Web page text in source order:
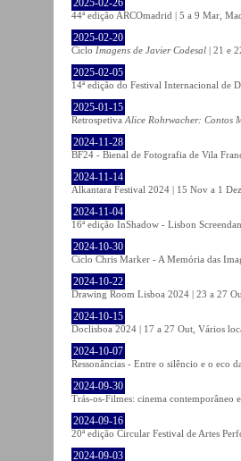
2025-02-26
44ª edição ARCOmadrid | 5 a 9 Mar,
2025-02-20
Ciclo Imagens de Javier Codesal | 21 e
2025-02-05
14ª edição do Festival Internacional de
2025-01-15
Retrospetiva Alice Rohrwacher: Contos
2024-11-28
BF24 - Bienal de Fotografia de Vila
2024-11-14
Alkantara Festival 2024 | 15 Nov a 1
2024-11-04
16ª edição InShadow - Lisbon
2024-10-30
Ciclo Chris Marker - A Memória das
2024-10-22
Drawing Room Lisboa 2024 | 23 a 27
2024-10-15
Doclisboa 2024 | 17 a 27 Out, Vários
2024-10-07
Ressonâncias - Entre o silêncio e o eco
2024-09-30
Trás-os-Filmes: cinema contemporâneo
2024-09-16
20ª edição Circular Festival de Artes
2024-09-03